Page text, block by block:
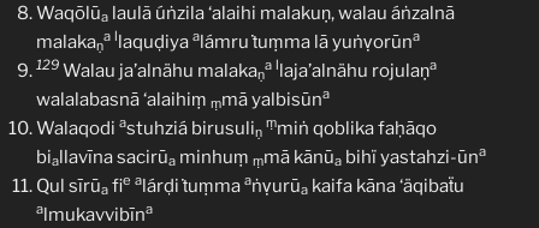
Waqōlūa laulã úṅzila ‘alaihi malakuṇ, walau áṅzalnā
malakaṇ
a llaquḍiya alámru ṫuṃma lā yuṅṿorūna
129 Walau ja’alnähu malakaṇ
a llaja’alnähu rojulaṇa
walalabasnā ‘alaihiṃ ṃmā yalbisūna
Walaqodi astuhziá birusuliṇ
ṃmiṅ qoblika faḥāqo
biallavīna sacirūa minhuṃ ṃmā kānūa bihï yastahzi-ūna
Qul sīrūa fie alárḍi ṫuṃma aṅṿurūa kaifa kāna ‘äqibaẗu
almukavvibīna